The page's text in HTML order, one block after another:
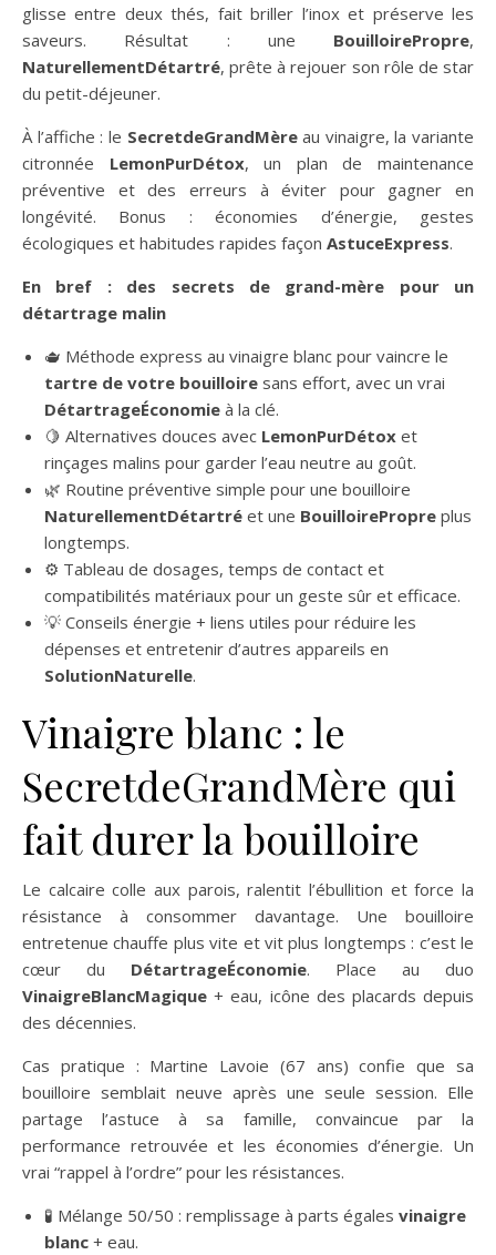
glisse entre deux thés, fait briller l’inox et préserve les
saveurs. Résultat : une BouilloirePropre,
NaturellementDétartré, prête à rejouer son rôle de star
du petit-déjeuner.
À l’affiche : le SecretdeGrandMèreau vinaigre, la variante
citronnée LemonPurDétox, un plan de maintenance
préventive et des erreurs à éviter pour gagner en
longévité. Bonus : économies d’énergie, gestes
écologiques et habitudes rapides façon AstuceExpress.
En bref : des secrets de grand-mère pour un
détartrage malin
🫖 Méthode express au vinaigre blanc pour vaincre le
tartre de votre bouilloire sans effort, avec un vrai
DétartrageÉconomie à la clé.
🍋 Alternatives douces avec LemonPurDétox et
rinçages malins pour garder l’eau neutre au goût.
🌿 Routine préventive simple pour une bouilloire
NaturellementDétartré et une BouilloirePropre plus
longtemps.
⚙️ Tableau de dosages, temps de contact et
compatibilités matériaux pour un geste sûr et efficace.
💡 Conseils énergie + liens utiles pour réduire les
dépenses et entretenir d’autres appareils en
SolutionNaturelle.
Vinaigre blanc : le
SecretdeGrandMère qui
fait durer la bouilloire
Le calcaire colle aux parois, ralentit l’ébullition et force la
résistance à consommer davantage. Une bouilloire
entretenue chauffe plus vite et vit plus longtemps : c’est le
cœur du DétartrageÉconomie. Place au duo
VinaigreBlancMagique + eau, icône des placards depuis
des décennies.
Cas pratique : Martine Lavoie (67 ans) confie que sa
bouilloire semblait neuve après une seule session. Elle
partage l’astuce à sa famille, convaincue par la
performance retrouvée et les économies d’énergie. Un
vrai “rappel à l’ordre” pour les résistances.
🧪 Mélange 50/50 : remplissage à parts égales vinaigre
blanc + eau.